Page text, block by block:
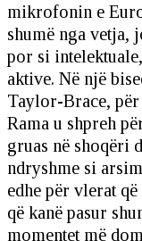
mikrofonin e
shumë nga vetja,
por si
aktive. Në një
Taylor-Brace,
Rama u shpreh
gruas në shoqëri
ndryshme si
edhe për vlerat
që kanë pasur
momentet më